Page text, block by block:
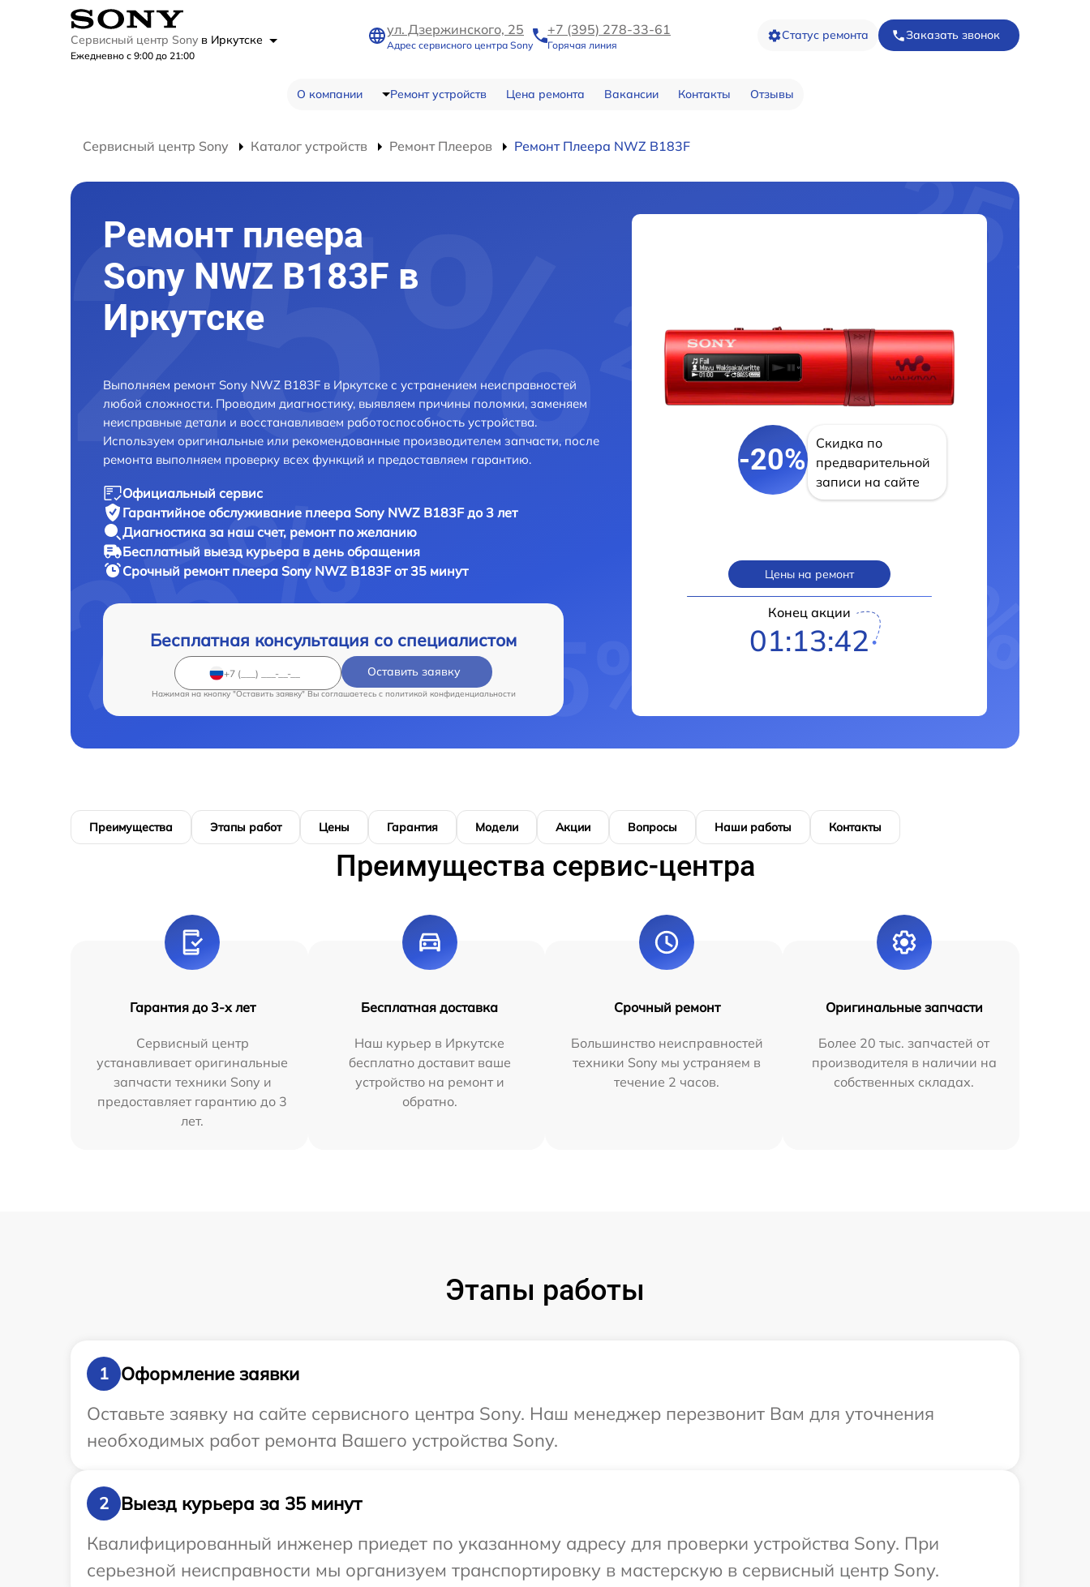
Сервисный центр Sony в Иркутске
Ежедневно с 9:00 до 21:00
ул. Дзержинского, 25
Адрес сервисного центра Sony
+7 (395) 278-33-61
Горячая линия
Статус ремонта Заказать звонок
О компании Ремонт устройств Цена ремонта Вакансии Контакты Отзывы
Сервисный центр Sony Каталог устройств Ремонт Плееров Ремонт Плеера NWZ B183F
Ремонт плеера
Sony NWZ B183F в
Иркутске
Выполняем ремонт Sony NWZ B183F в Иркутске с устранением неисправностей
любой сложности. Проводим диагностику, выявляем причины поломки, заменяем
неисправные детали и восстанавливаем работоспособность устройства.
Используем оригинальные или рекомендованные производителем запчасти, после
ремонта выполняем проверку всех функций и предоставляем гарантию.
Официальный сервис
Гарантийное обслуживание плеера Sony NWZ B183F до 3 лет
Диагностика за наш счет, ремонт по желанию
Бесплатный выезд курьера в день обращения
Срочный ремонт плеера Sony NWZ B183F от 35 минут
Бесплатная консультация со специалистом
Оставить заявку
Нажимая на кнопку "Оставить заявку" Вы соглашаетесь c политикой конфиденциальности
-20%
Скидка по
предварительной
записи на сайте
Цены на ремонт
Конец акции
01:13:41
Преимущества Этапы работ Цены Гарантия Модели Акции Вопросы Наши работы Контакты
Преимущества сервис-центра
Гарантия до 3-х лет
Сервисный центр
устанавливает оригинальные
запчасти техники Sony и
предоставляет гарантию до 3
лет.
Бесплатная доставка
Наш курьер в Иркутске
бесплатно доставит ваше
устройство на ремонт и
обратно.
Срочный ремонт
Большинство неисправностей
техники Sony мы устраняем в
течение 2 часов.
Оригинальные запчасти
Более 20 тыс. запчастей от
производителя в наличии на
собственных складах.
Этапы работы
1
Оформление заявки
Оставьте заявку на сайте сервисного центра Sony. Наш менеджер перезвонит Вам для уточнения
необходимых работ ремонта Вашего устройства Sony.
2
Выезд курьера за 35 минут
Квалифицированный инженер приедет по указанному адресу для проверки устройства Sony. При
серьезной неисправности мы организуем транспортировку в мастерскую в сервисный центр Sony.